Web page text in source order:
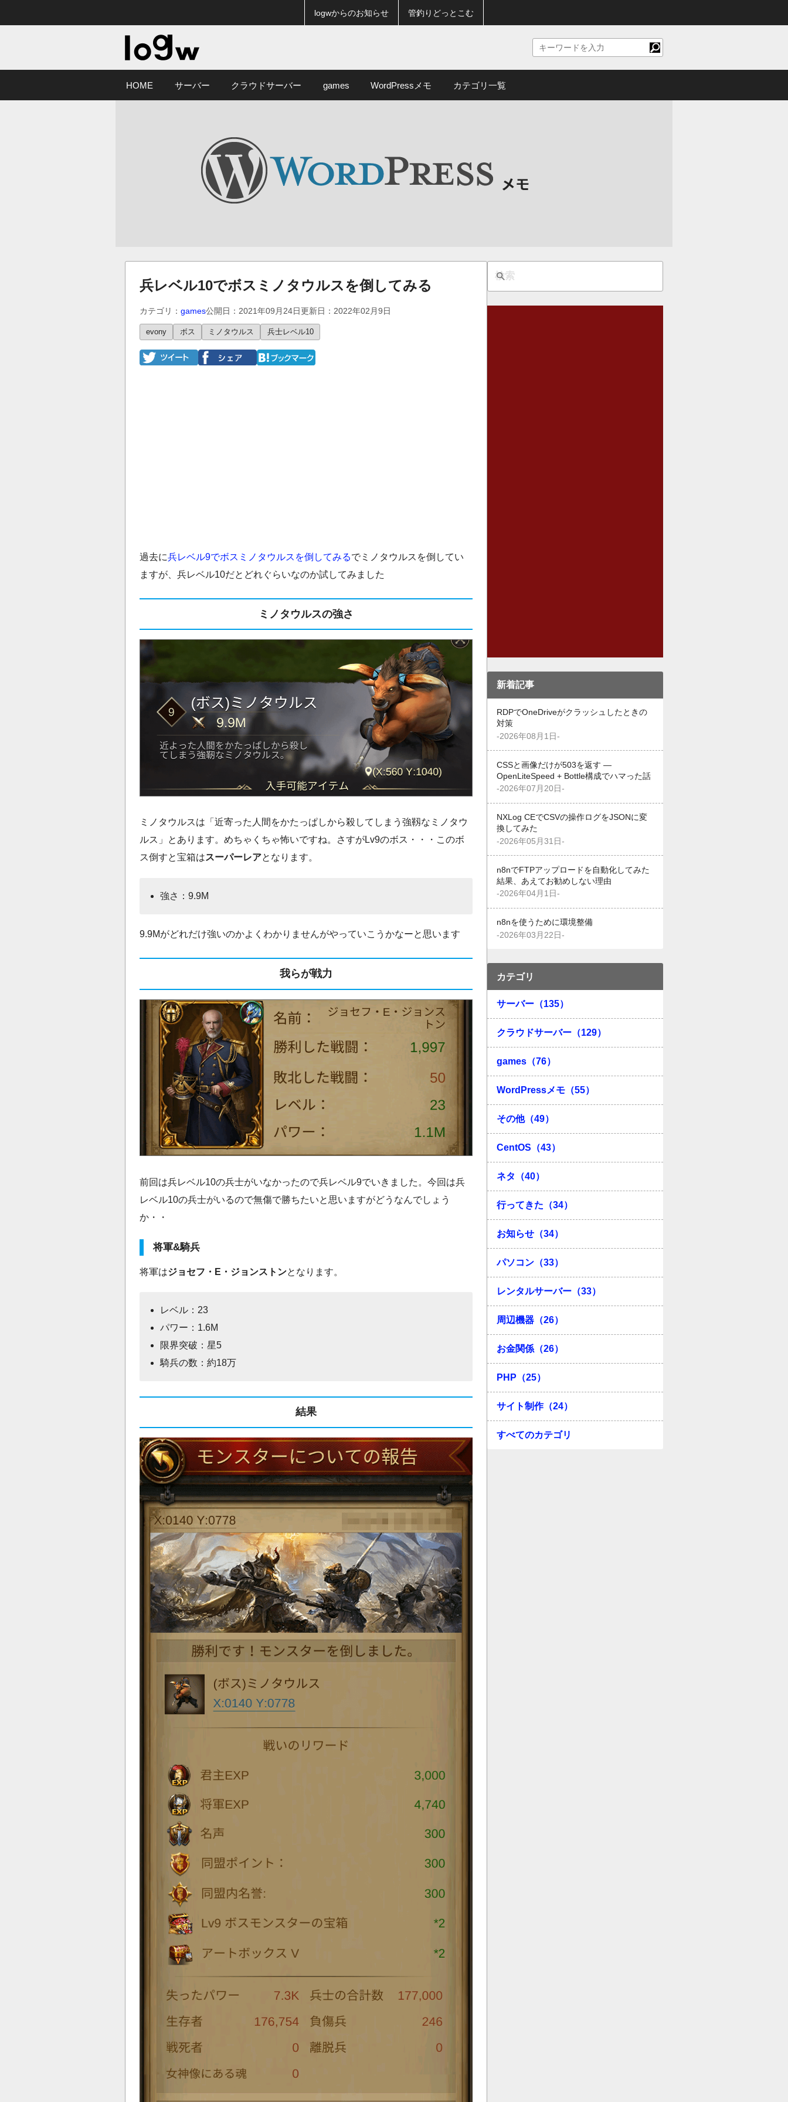
logwからのお知らせ 管釣りどっとこむ
HOME サーバー クラウドサーバー games WordPressメモ カテゴリ一覧
兵レベル10でボスミノタウルスを倒してみる
カテゴリ： games公開日：2021年09月24日 更新日：2022年02月9日
evony ボス ミノタウルス 兵士レベル10
過去に兵レベル9でボスミノタウルスを倒してみるでミノタウルスを倒してい
ますが、兵レベル10だとどれぐらいなのか試してみました
ミノタウルスの強さ
ミノタウルスは「近寄った人間をかたっぱしから殺してしまう強靱なミノタウ
ルス」とあります。めちゃくちゃ怖いですね。さすがLv9のボス・・・このボ
ス倒すと宝箱はスーパーレアとなります。
強さ：9.9M
9.9Mがどれだけ強いのかよくわかりませんがやっていこうかなーと思います
我らが戦力
前回は兵レベル10の兵士がいなかったので兵レベル9でいきました。今回は兵
レベル10の兵士がいるので無傷で勝ちたいと思いますがどうなんでしょう
か・・
将軍&騎兵
将軍はジョセフ・E・ジョンストンとなります。
レベル：23
パワー：1.6M
限界突破：星5
騎兵の数：約18万
結果
新着記事
RDPでOneDriveがクラッシュしたときの
対策
-2026年08月1日-
CSSと画像だけが503を返す —
OpenLiteSpeed + Bottle構成でハマった話
-2026年07月20日-
NXLog CEでCSVの操作ログをJSONに変
換してみた
-2026年05月31日-
n8nでFTPアップロードを自動化してみた
結果、あえてお勧めしない理由
-2026年04月1日-
n8nを使うために環境整備
-2026年03月22日-
カテゴリ
サーバー（135）
クラウドサーバー（129）
games（76）
WordPressメモ（55）
その他（49）
CentOS（43）
ネタ（40）
行ってきた（34）
お知らせ（34）
パソコン（33）
レンタルサーバー（33）
周辺機器（26）
お金関係（26）
PHP（25）
サイト制作（24）
すべてのカテゴリ